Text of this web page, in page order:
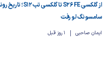
سامسونگ لو رفت
ایمان صاحبی 1 روز قبل